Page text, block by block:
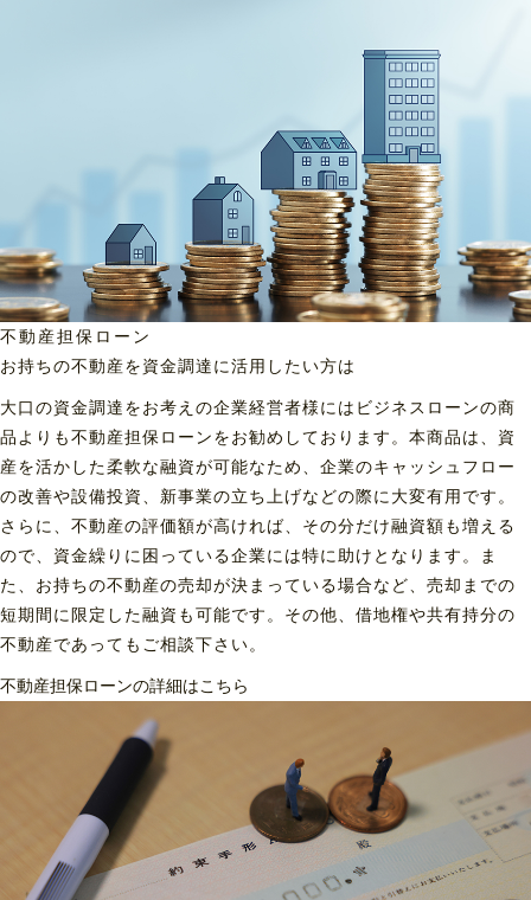
不動産担保ローン
お持ちの不動産を資金調達に活用したい方は
大口の資金調達をお考えの企業経営者様にはビジネスローンの商
品よりも不動産担保ローンをお勧めしております。本商品は、資
産を活かした柔軟な融資が可能なため、企業のキャッシュフロー
の改善や設備投資、新事業の立ち上げなどの際に大変有用です。
さらに、不動産の評価額が高ければ、その分だけ融資額も増える
ので、資金繰りに困っている企業には特に助けとなります。ま
た、お持ちの不動産の売却が決まっている場合など、売却までの
短期間に限定した融資も可能です。その他、借地権や共有持分の
不動産であってもご相談下さい。
不動産担保ローンの詳細はこちら